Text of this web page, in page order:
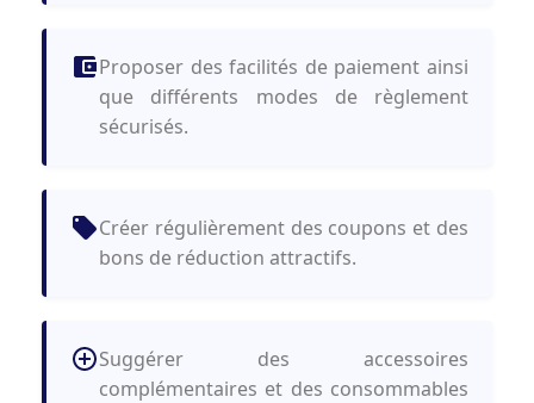
Proposer des facilités de paiement ainsi
que différents modes de règlement
sécurisés.
Créer régulièrement des coupons et des
bons de réduction attractifs.
Suggérer des accessoires
complémentaires et des consommables